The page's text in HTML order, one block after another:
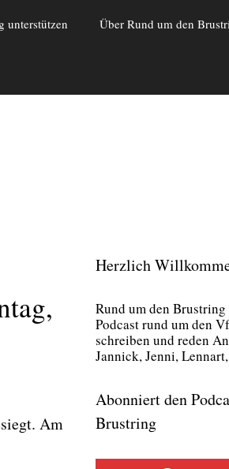
unterstützen Über Rund um den
Am
Herzlich
Rund um den
Pod­cast rund um den
schrei­ben und reden
Jan­nick, Jen­ni,
Abonniert den
Brustring